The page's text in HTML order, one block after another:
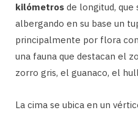
kilómetros de longitud, que
albergando en su base un
principalmente por flora
una fauna que destacan el
zorro gris, el guanaco, el
La cima se ubica en un